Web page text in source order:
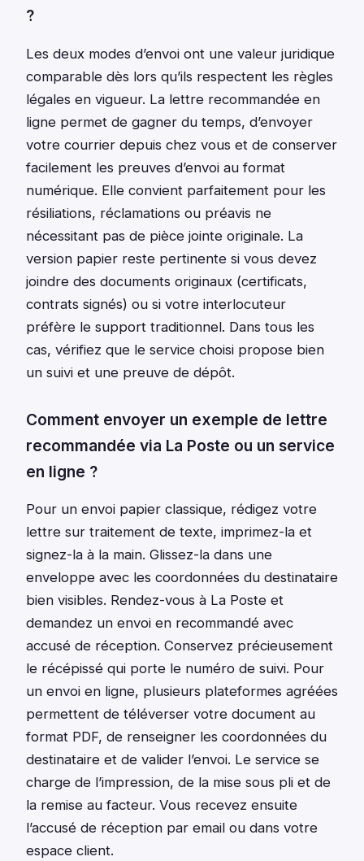
?
Les deux modes d’envoi ont une valeur juridique
comparable dès lors qu’ils respectent les règles
légales en vigueur. La lettre recommandée en
ligne permet de gagner du temps, d’envoyer
votre courrier depuis chez vous et de conserver
facilement les preuves d’envoi au format
numérique. Elle convient parfaitement pour les
résiliations, réclamations ou préavis ne
nécessitant pas de pièce jointe originale. La
version papier reste pertinente si vous devez
joindre des documents originaux (certificats,
contrats signés) ou si votre interlocuteur
préfère le support traditionnel. Dans tous les
cas, vérifiez que le service choisi propose bien
un suivi et une preuve de dépôt.
Comment envoyer un exemple de lettre
recommandée via La Poste ou un service
en ligne ?
Pour un envoi papier classique, rédigez votre
lettre sur traitement de texte, imprimez-la et
signez-la à la main. Glissez-la dans une
enveloppe avec les coordonnées du destinataire
bien visibles. Rendez-vous à La Poste et
demandez un envoi en recommandé avec
accusé de réception. Conservez précieusement
le récépissé qui porte le numéro de suivi. Pour
un envoi en ligne, plusieurs plateformes agréées
permettent de téléverser votre document au
format PDF, de renseigner les coordonnées du
destinataire et de valider l’envoi. Le service se
charge de l’impression, de la mise sous pli et de
la remise au facteur. Vous recevez ensuite
l’accusé de réception par email ou dans votre
espace client.